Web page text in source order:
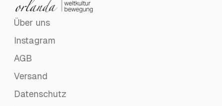
Über uns
Instagram
AGB
Versand
Datenschutz